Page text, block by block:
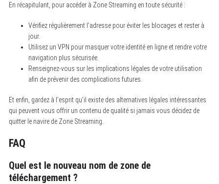
En récapitulant, pour accéder à Zone Streaming en toute sécurité :
Vérifiez régulièrement l’adresse pour éviter les blocages et rester à
jour.
Utilisez un VPN pour masquer votre identité en ligne et rendre votre
navigation plus sécurisée.
Renseignez-vous sur les implications légales de votre utilisation
afin de prévenir des complications futures.
Et enfin, gardez à l’esprit qu’il existe des alternatives légales intéressantes
qui peuvent vous offrir un contenu de qualité si jamais vous décidez de
quitter le navire de Zone Streaming.
FAQ
Quel est le nouveau nom de zone de
téléchargement ?